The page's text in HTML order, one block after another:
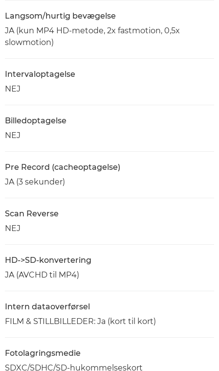
Langsom/hurtig bevægelse
JA (kun MP4 HD-metode, 2x fastmotion, 0,5x
slowmotion)
Intervaloptagelse
NEJ
Billedoptagelse
NEJ
Pre Record (cacheoptagelse)
JA (3 sekunder)
Scan Reverse
NEJ
HD->SD-konvertering
JA (AVCHD til MP4)
Intern dataoverførsel
FILM & STILLBILLEDER: Ja (kort til kort)
Fotolagringsmedie
SDXC/SDHC/SD-hukommelseskort